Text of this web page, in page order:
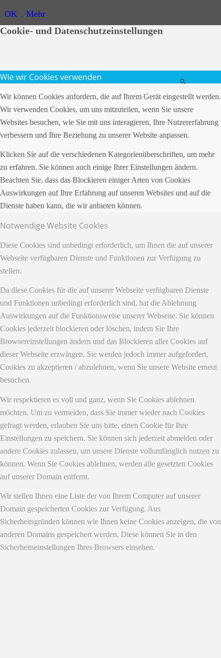
OK Mehr
Cookie- und Datenschutzeinstellungen
Wie wir Cookies verwenden
Wir können Cookies anfordern, die auf Ihrem Gerät eingestellt werden.
Wir verwenden Cookies, um uns mitzuteilen, wenn Sie unsere
Websites besuchen, wie Sie mit uns interagieren, Ihre Nutzererfahrung
verbessern und Ihre Beziehung zu unserer Website anpassen.
Klicken Sie auf die verschiedenen Kategorienüberschriften, um mehr
zu erfahren. Sie können auch einige Ihrer Einstellungen ändern.
Beachten Sie, dass das Blockieren einiger Arten von Cookies
Auswirkungen auf Ihre Erfahrung auf unseren Websites und auf die
Dienste haben kann, die wir anbieten können.
Notwendige Website Cookies
Diese Cookies sind unbedingt erforderlich, um Ihnen die auf unserer
Webseite verfügbaren Dienste und Funktionen zur Verfügung zu
stellen.
Da diese Cookies für die auf unserer Webseite verfügbaren Dienste
und Funktionen unbedingt erforderlich sind, hat die Ablehnung
Auswirkungen auf die Funktionsweise unserer Webseite. Sie können
Cookies jederzeit blockieren oder löschen, indem Sie Ihre
Browsereinstellungen ändern und das Blockieren aller Cookies auf
dieser Webseite erzwingen. Sie werden jedoch immer aufgefordert,
Cookies zu akzeptieren / abzulehnen, wenn Sie unsere Website erneut
besuchen.
Wir respektieren es voll und ganz, wenn Sie Cookies ablehnen
möchten. Um zu vermeiden, dass Sie immer wieder nach Cookies
gefragt werden, erlauben Sie uns bitte, einen Cookie für Ihre
Einstellungen zu speichern. Sie können sich jederzeit abmelden oder
andere Cookies zulassen, um unsere Dienste vollumfänglich nutzen zu
können. Wenn Sie Cookies ablehnen, werden alle gesetzten Cookies
auf unserer Domain entfernt.
Wir stellen Ihnen eine Liste der von Ihrem Computer auf unserer
Domain gespeicherten Cookies zur Verfügung. Aus
Sicherheitsgründen können wie Ihnen keine Cookies anzeigen, die von
anderen Domains gespeichert werden. Diese können Sie in den
Sicherheitseinstellungen Ihres Browsers einsehen.